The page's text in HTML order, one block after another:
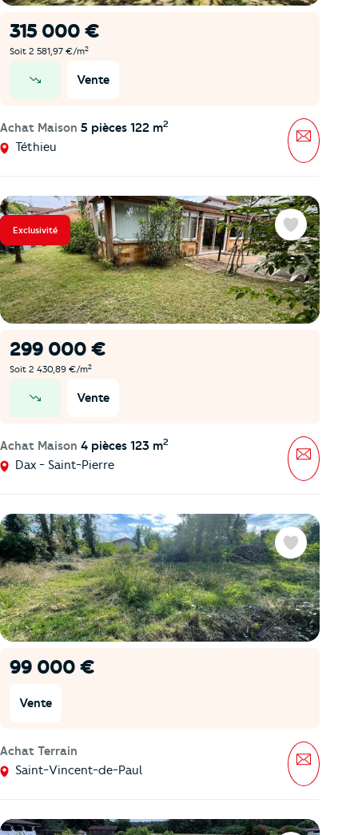
315 000 €
Soit 2 581,97 €/m2
Vente
Achat Maison 5 pièces 122 m2
Téthieu
Message
Exclusivité
299 000 €
Soit 2 430,89 €/m2
Vente
Achat Maison 4 pièces 123 m2
Dax - Saint-Pierre
Favoris
Message
99 000 €
Vente
Achat Terrain
Saint-Vincent-de-Paul
Favoris
Message